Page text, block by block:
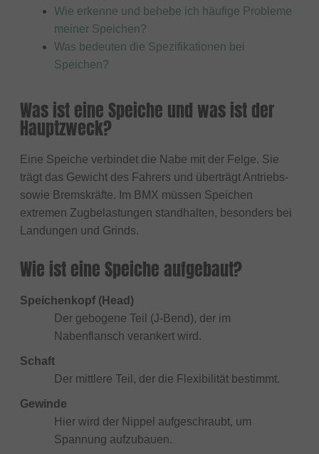
Wie erkenne und behebe ich häufige Probleme
meiner Speichen?
Was bedeuten die Spezifikationen bei
Speichen?
Was ist eine Speiche und was ist der
Hauptzweck?
Eine Speiche verbindet die Nabe mit der Felge. Sie
trägt das Gewicht des Fahrers und überträgt Antriebs-
sowie Bremskräfte. Im BMX müssen Speichen
extremen Zugbelastungen standhalten, besonders bei
Landungen und Grinds.
Wie ist eine Speiche aufgebaut?
Speichenkopf (Head)
Der gebogene Teil (J-Bend), der im
Nabenflansch verankert wird.
Schaft
Der mittlere Teil, der die Flexibilität bestimmt.
Gewinde
Hier wird der Nippel aufgeschraubt, um
Spannung aufzubauen.